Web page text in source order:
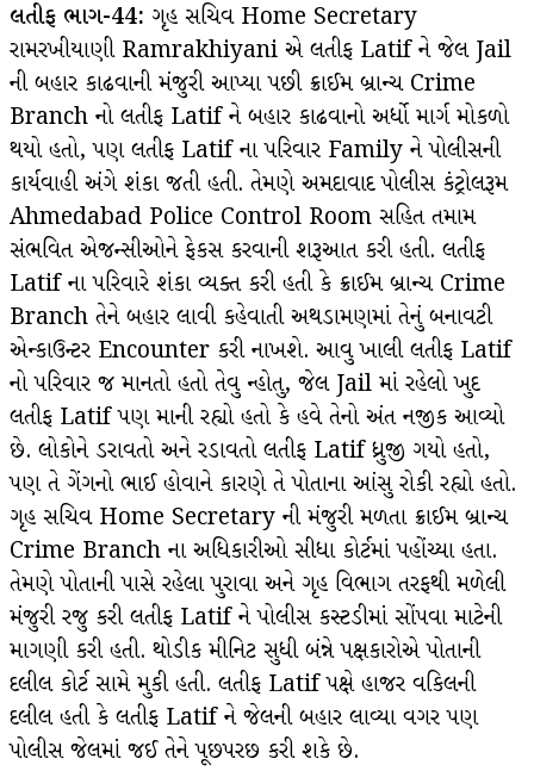
લતીફ ભાગ-44: ગૃહ સચિવ Home Secretary
રામરખીયાણી Ramrakhiyani એ લતીફ Latif ને જેલ Jail
ની બહાર કાઢવાની મંજુરી આપ્યા પછી ક્રાઈમ બ્રાન્ચ Crime
Branch નો લતીફ Latif ને બહાર કાઢવાનો અર્ધો માર્ગ મોકળો
થયો હતો, પણ લતીફ Latif ના પરિવાર Family ને પોલીસની
કાર્યવાહી અંગે શંકા જતી હતી. તેમણે અમદાવાદ પોલીસ કંટ્રોલરૂમ
Ahmedabad Police Control Room સહિત તમામ
સંભવિત એજન્સીઓને ફેકસ કરવાની શરૂઆત કરી હતી. લતીફ
Latif ના પરિવારે શંકા વ્યક્ત કરી હતી કે ક્રાઈમ બ્રાન્ચ Crime
Branch તેને બહાર લાવી કહેવાતી અથડામણમાં તેનું બનાવટી
એન્કાઉન્ટર Encounter કરી નાખશે. આવુ ખાલી લતીફ Latif
નો પરિવાર જ માનતો હતો તેવુ ન્હોતુ, જેલ Jail માં રહેલો ખુદ
લતીફ Latif પણ માની રહ્યો હતો કે હવે તેનો અંત નજીક આવ્યો
છે. લોકોને ડરાવતો અને રડાવતો લતીફ Latif ધ્રુજી ગયો હતો,
પણ તે ગેંગનો ભાઈ હોવાને કારણે તે પોતાના આંસુ રોકી રહ્યો હતો.
ગૃહ સચિવ Home Secretary ની મંજુરી મળતા ક્રાઈમ બ્રાન્ચ
Crime Branch ના અધિકારીઓ સીધા કોર્ટમાં પહોંચ્યા હતા.
તેમણે પોતાની પાસે રહેલા પુરાવા અને ગૃહ વિભાગ તરફથી મળેલી
મંજુરી રજુ કરી લતીફ Latif ને પોલીસ કસ્ટડીમાં સોંપવા માટેની
માગણી કરી હતી. થોડીક મીનિટ સુધી બંન્ને પક્ષકારોએ પોતાની
દલીલ કોર્ટ સામે મુકી હતી. લતીફ Latif પક્ષે હાજર વકિલની
દલીલ હતી કે લતીફ Latif ને જેલની બહાર લાવ્યા વગર પણ
પોલીસ જેલમાં જઈ તેને પૂછપરછ કરી શકે છે.